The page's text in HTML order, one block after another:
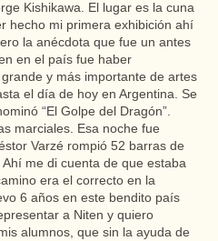
Kishikawa. El lugar es la cuna
hecho mi primera exhibición ahí
la anécdota que fue un antes
en el país fue haber
y más importante de artes
el día de hoy en Argentina. Se
“El Golpe del Dragón”.
marciales. Esa noche fue
Varzé rompió 52 barras de
me di cuenta de que estaba
era el correcto en la
6 años en este bendito país
a Niten y quiero
alumnos, que sin la ayuda de